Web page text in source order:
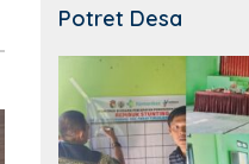
Potret Desa